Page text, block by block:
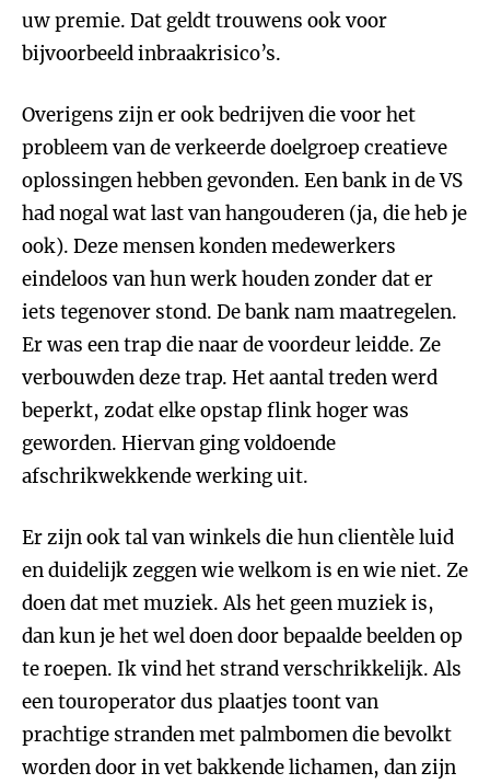
uw premie. Dat geldt trouwens ook voor
bijvoorbeeld inbraakrisico’s.
Overigens zijn er ook bedrijven die voor het
probleem van de verkeerde doelgroep creatieve
oplossingen hebben gevonden. Een bank in de VS
had nogal wat last van hangouderen (ja, die heb je
ook). Deze mensen konden medewerkers
eindeloos van hun werk houden zonder dat er
iets tegenover stond. De bank nam maatregelen.
Er was een trap die naar de voordeur leidde. Ze
verbouwden deze trap. Het aantal treden werd
beperkt, zodat elke opstap flink hoger was
geworden. Hiervan ging voldoende
afschrikwekkende werking uit.
Er zijn ook tal van winkels die hun clientèle luid
en duidelijk zeggen wie welkom is en wie niet. Ze
doen dat met muziek. Als het geen muziek is,
dan kun je het wel doen door bepaalde beelden op
te roepen. Ik vind het strand verschrikkelijk. Als
een touroperator dus plaatjes toont van
prachtige stranden met palmbomen die bevolkt
worden door in vet bakkende lichamen, dan zijn